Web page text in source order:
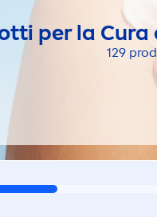
per la
129